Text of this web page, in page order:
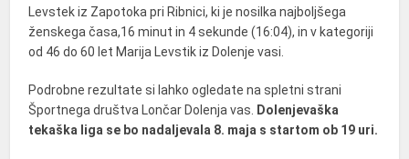
Levstek iz Zapotoka pri Ribnici, ki je nosilka najboljšega
ženskega časa,16 minut in 4 sekunde (16:04), in v kategoriji
od 46 do 60 let Marija Levstik iz Dolenje vasi.
Podrobne rezultate si lahko ogledate na spletni strani
Športnega društva Lončar Dolenja vas. Dolenjevaška
tekaška liga se bo nadaljevala 8. maja s startom ob 19 uri.